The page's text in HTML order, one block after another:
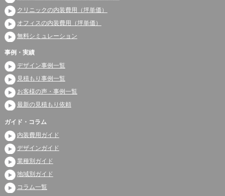
クリニックの内装費用（坪単価）
オフィスの内装費用（坪単価）
無料シミュレーション
事例・実績
デザイン事例一覧
見積もり事例一覧
お客様の声・事例一覧
最新の見積もり依頼
ガイド・コラム
内装費用ガイド
デザインガイド
業種別ガイド
地域別ガイド
コラム一覧